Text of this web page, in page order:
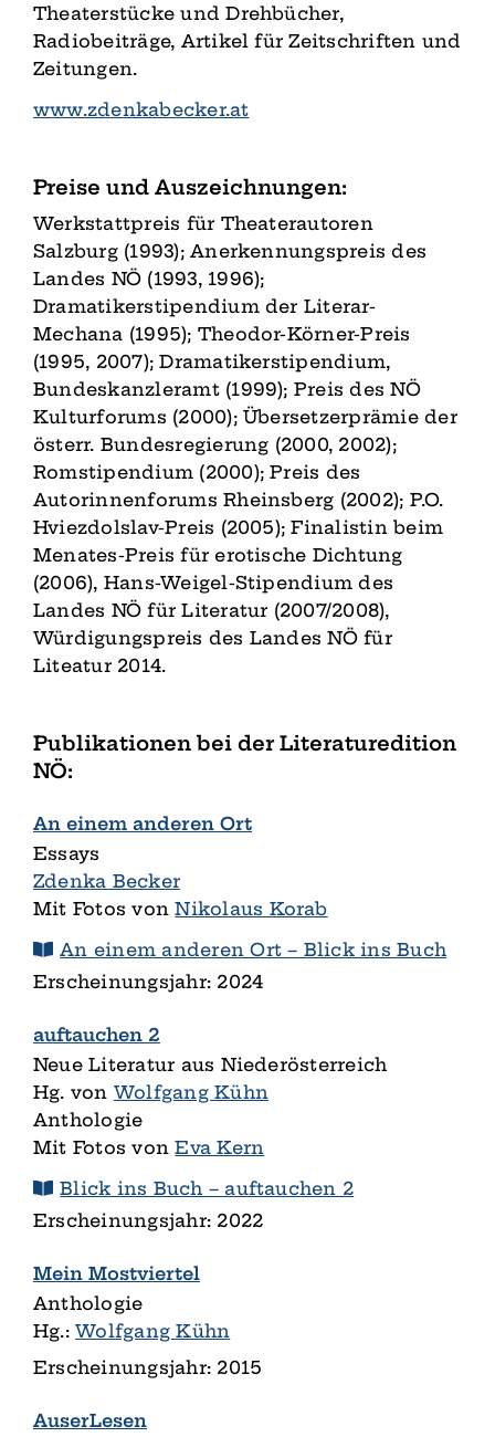
Theaterstücke und Drehbücher,
Radiobeiträge, Artikel für Zeitschriften und
Zeitungen.
www.zdenkabecker.at
Preise und Auszeichnungen:
Werkstattpreis für Theaterautoren
Salzburg (1993); Anerkennungspreis des
Landes NÖ (1993, 1996);
Dramatikerstipendium der Literar-
Mechana (1995); Theodor-Körner-Preis
(1995, 2007); Dramatikerstipendium,
Bundeskanzleramt (1999); Preis des NÖ
Kulturforums (2000); Übersetzerprämie der
österr. Bundesregierung (2000, 2002);
Romstipendium (2000); Preis des
Autorinnenforums Rheinsberg (2002); P.O.
Hviezdolslav-Preis (2005); Finalistin beim
Menates-Preis für erotische Dichtung
(2006), Hans-Weigel-Stipendium des
Landes NÖ für Literatur (2007/2008),
Würdigungspreis des Landes NÖ für
Liteatur 2014.
Publikationen bei der Literaturedition
NÖ:
An einem anderen Ort
Essays
Zdenka Becker
Mit Fotos vonNikolaus Korab
An einem anderen Ort – Blick ins Buch
Erscheinungsjahr: 2024
auftauchen 2
Neue Literatur aus Niederösterreich
Hg. von Wolfgang Kühn
Anthologie
Mit Fotos vonEva Kern
Blick ins Buch – auftauchen 2
Erscheinungsjahr: 2022
Mein Mostviertel
Anthologie
Hg.:Wolfgang Kühn
Erscheinungsjahr: 2015
AuserLesen